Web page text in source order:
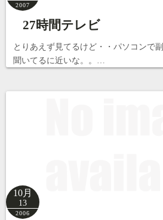
2007
27時間テレビ
とりあえず見てるけど・・パソコンで
聞いてるに近いな。。…
10月
13
2006